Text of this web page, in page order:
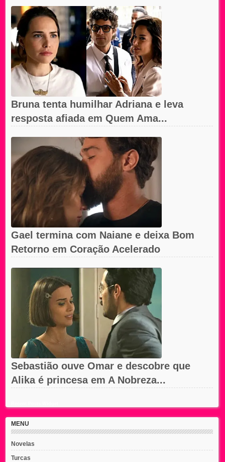
Bruna tenta humilhar Adriana e leva
resposta afiada em Quem Ama...
Gael termina com Naiane e deixa Bom
Retorno em Coração Acelerado
Sebastião ouve Omar e descobre que
Alika é princesa em A Nobreza...
MENU
Novelas
Turcas